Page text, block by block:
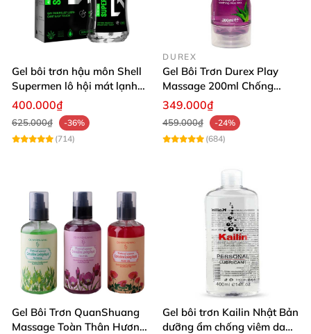
Gel bôi trơn hậu môn Shell
Supermen lô hội mát lạnh
dưỡng da
400.000₫
625.000₫
-36%
(714)
DUREX
Gel Bôi Trơn Durex Play
Massage 200ml Chống
Viêm Thâm Vùng Kín
349.000₫
459.000₫
-24%
(684)
Gel Bôi Trơn QuanShuang
Massage Toàn Thân Hương
Gel bôi trơn Kailin Nhật Bản
dưỡng ẩm chống viêm da